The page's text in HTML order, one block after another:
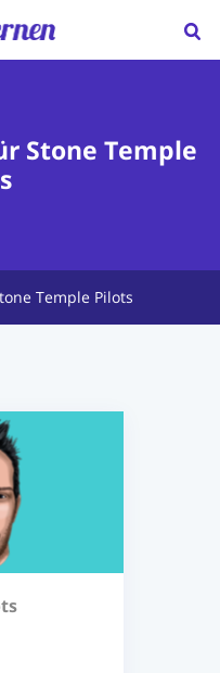
Stone Temple
Temple Pilots